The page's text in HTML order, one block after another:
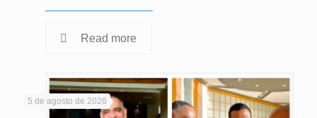
Read more
5 de agosto de 2026